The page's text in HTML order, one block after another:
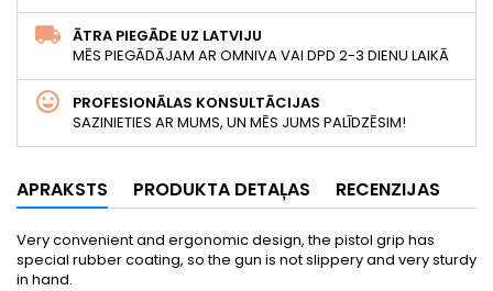
ĀTRA PIEGĀDE UZ LATVIJU
MĒS PIEGĀDĀJAM AR OMNIVA VAI DPD 2-3 DIENU LAIKĀ
PROFESIONĀLAS KONSULTĀCIJAS
SAZINIETIES AR MUMS, UN MĒS JUMS PALĪDZĒSIM!
APRAKSTS PRODUKTA DETAĻAS RECENZIJAS
Very convenient and ergonomic design, the pistol grip has
special rubber coating, so the gun is not slippery and very sturdy
in hand.